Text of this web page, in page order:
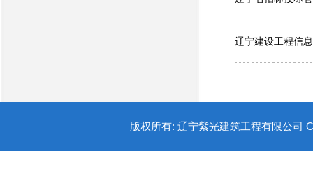
辽宁建设工程信
版权所有: 辽宁紫光建筑工程有限公司